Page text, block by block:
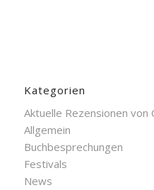
Kategorien
Aktuelle Rezensionen von
Allgemein
Buchbesprechungen
Festivals
News